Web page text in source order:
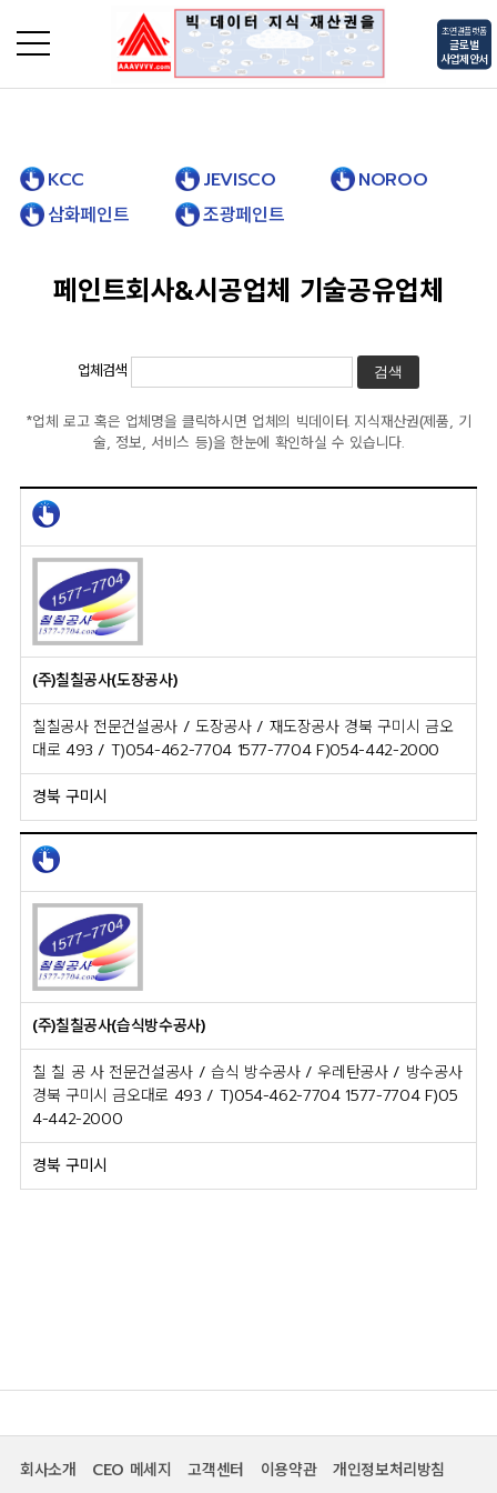
초연결플랫폼
글로벌
사업제안서
KCC JEVISCO
NOROO
삼화페인트
조광페인트
페인트회사&시공업체 기술공유업체
업체검색
*업체 로고 혹은 업체명을 클릭하시면 업체의 빅데이터. 지식재산권(제품, 기
술, 정보, 서비스 등)을 한눈에 확인하실 수 있습니다.
(주)칠칠공사(도장공사)
칠칠공사 전문건설공사 / 도장공사 / 재도장공사 경북 구미시 금오
대로 493 / T)054-462-7704 1577-7704 F)054-442-2000
경북 구미시
(주)칠칠공사(습식방수공사)
칠 칠 공 사 전문건설공사 / 습식 방수공사 / 우레탄공사 / 방수공사
경북 구미시 금오대로 493 / T)054-462-7704 1577-7704 F)05
4-442-2000
경북 구미시
회사소개 CEO 메세지 고객센터 이용약관 개인정보처리방침